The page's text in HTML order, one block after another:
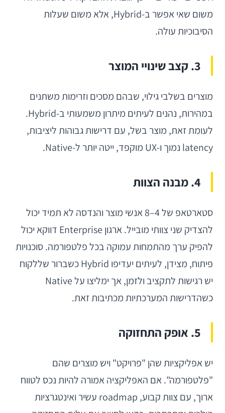
משום שאי אפשר ב-Hybrid, אלא משום שעלות
הסיבוכיות עולה.
3. קצב שינויי המוצר
מוצרים בשלבי גילוי, שבהם מסכים וזרימות משתנים
במהירות, נהנים לעיתים מיתרון משמעותי ב-Hybrid.
לעומת זאת, מוצר בשל, עם דרישות גבוהות ליציבות,
latency נמוך ו-UX מוקפד, ייטה יותר ל-Native.
4. מבנה הצוות
סטארטאפ של 4–8 אנשי מוצר והנדסה לא תמיד יכול
להצדיק שני צוותי מובייל. ארגון Enterprise דווקא יכול
להפיק ערך מהתמחות עמוקה בכל פלטפורמה. סוכנויות
פיתוח, מצידן, לעיתים יעדיפו Hybrid כשברור שללקוח
יש רגישות לתקציב ולזמן, אך ימליצו על Native
כשהדרישות המערכתיות מכתיבות זאת.
5. אופק התחזוקה
יש אפליקציות שהן "פרויקט" ויש מוצרים שהם
"פלטפורמה". אם האפליקציה אמורה להיות נכס לטווח
ארוך, עם צוות קבוע, roadmap עשיר ואינטגרציות